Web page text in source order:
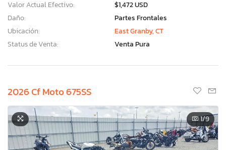
Valor Actual Efectivo:
$1,472 USD
Daño:
Partes Frontales
Ubicación:
East Granby, CT
Status de Venta:
Venta Pura
2026 Cf Moto 675SS
1/9